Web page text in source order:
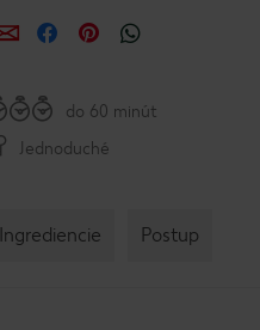
ZdieľaťZdieľaťZdieľať
do 60 minút
Jednoduché
Ingrediencie Postup